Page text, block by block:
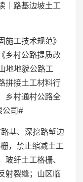
｜路基边坡土工
工技术规范》
乡村公路提质改
地地貌公路工
拼接土工材料行
乡村通村公路全
公司#
基、深挖路堑边
，禁止缩减土工
纤土工格栅、
射裂缝；山区临